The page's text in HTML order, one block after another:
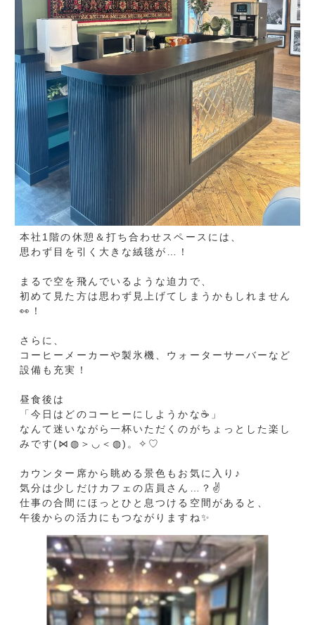
本社1階の休憩＆打ち合わせスペースには、
思わず目を引く大きな絨毯が…！
まるで空を飛んでいるような迫力で、
初めて見た方は思わず見上げてしまうかもしれません
👀！
さらに、
コーヒーメーカーや製氷機、ウォーターサーバーなど
設備も充実！
「今日はどのコーヒーにしようかな☕」
なんて迷いながら一杯いただくのがちょっとした楽し
みです(⋈◍＞◡＜◍)。✧♡
カウンター席から眺める景色もお気に入り♪
気分は少しだけカフェの店員さん…？✌
仕事の合間にほっとひと息つける空間があると、
午後からの活力にもつながりますね✨
OGISHI運送部🚚
3t・6t・10t車を保有す
るOGIS...
前のニュース
ミニチュア足場🏗
👀✨本社のちょっとした
見どころ ...
次のニュース